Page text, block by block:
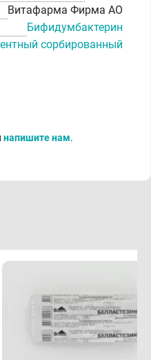
Витафарма Фирма АО
Бифидумбактерин
сорбированный
напишите нам.